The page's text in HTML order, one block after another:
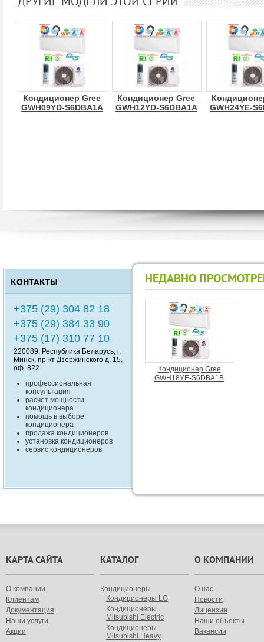
Кондиционер Gree
GWH09YD-S6DBA1A
Кондиционер Gree
GWH12YD-S6DBA1A
GWH24YE-
КОНТАКТЫ
+375 (29) 304 82 18
+375 (29) 384 33 90
+375 (17) 310 77 10
220089, Республика Беларусь, г.
Минск, пр-кт Дзержинского д. 15,
оф. 822
профессиональная
консультация
расчет мощности
кондиционера
помощь в выборе
кондиционера
продажа кондиционеров
установка кондиционеров
сервис кондиционеров
НЕДАВНО
Кондиционер Gree
GWH18YE-S6DBA1В
КАРТА САЙТА
О компании
Клиентам
Документация
Наши услуги
Акции
КАТАЛОГ
Кондиционеры
Кондиционеры LG
Кондиционеры
Mitsubishi Electric
Кондиционеры
Mitsubishi Heavy
О КОМПАНИИ
О нас
Новости
Лицензии
Наши объекты
Вакансии